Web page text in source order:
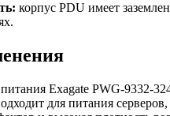
корпус PDU имеет
Exagate PWG-9332-
для питания